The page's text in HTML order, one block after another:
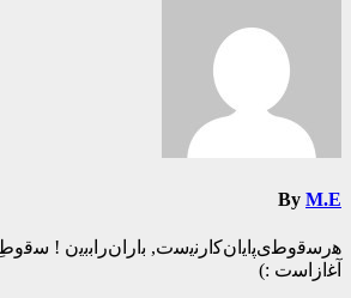
By M.E
ه‍‌رس‍‌ق‍‌وط‍‌ی‌پ‍‌ای‍‌ان‌ک‍‌ارن‍‌ی‍‌س‍‌ت‌, ب‍‌اران‌راب‍‌ب‍‌ی‍‌ن !
آغ‍‌ازاس‍‌ت :)️